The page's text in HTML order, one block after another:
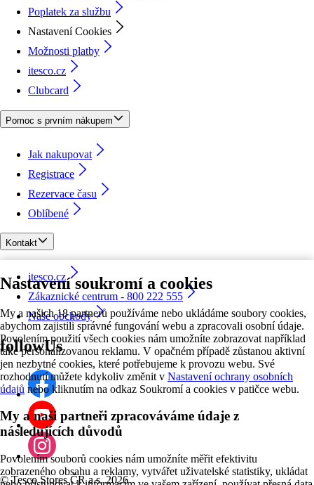
Nastavení soukromí a cookies
My a našich 18 partnerů používáme nebo ukládáme soubory cookies,
abychom zajistili správné fungování webu a zpracovali osobní údaje.
Povolením použití všech cookies nám umožníte zobrazovat například
také personalizovanou reklamu. V opačném případě zůstanou aktivní
jen nezbytné cookies, které potřebujeme k provozu webu. Své
rozhodnutí můžete kdykoliv změnit v Nastavení ochrany osobních
údajů nebo kliknutím na odkaz Soukromí a cookies v patičce webu.
My a naši partneři zpracováváme údaje z
následujících důvodů
Povolením souborů cookies nám umožníte měřit efektivitu
zobrazeného obsahu a reklamy, vytvářet uživatelské statistiky, ukládat
Poplatek za službu
Nastavení Cookies
Možnosti platby
itesco.cz
Clubcard
Pomoc s prvním nákupem
Jak nakupovat
Registrace
Rezervace času
Oblíbené
Kontakt
itesco.cz
Zákaznické centrum - 800 222 555
Naše obchody
followUs
©Tesco Stores ČR a.s. 2026